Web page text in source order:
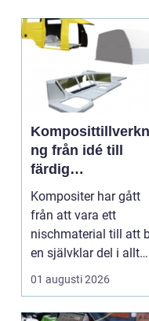
ng från idé till
färdig
högpresterande
produkt
Kompositer har gått
från att vara ett
nischmaterial till att
en självklar del i allt
från vindkr...
01 augusti 2026